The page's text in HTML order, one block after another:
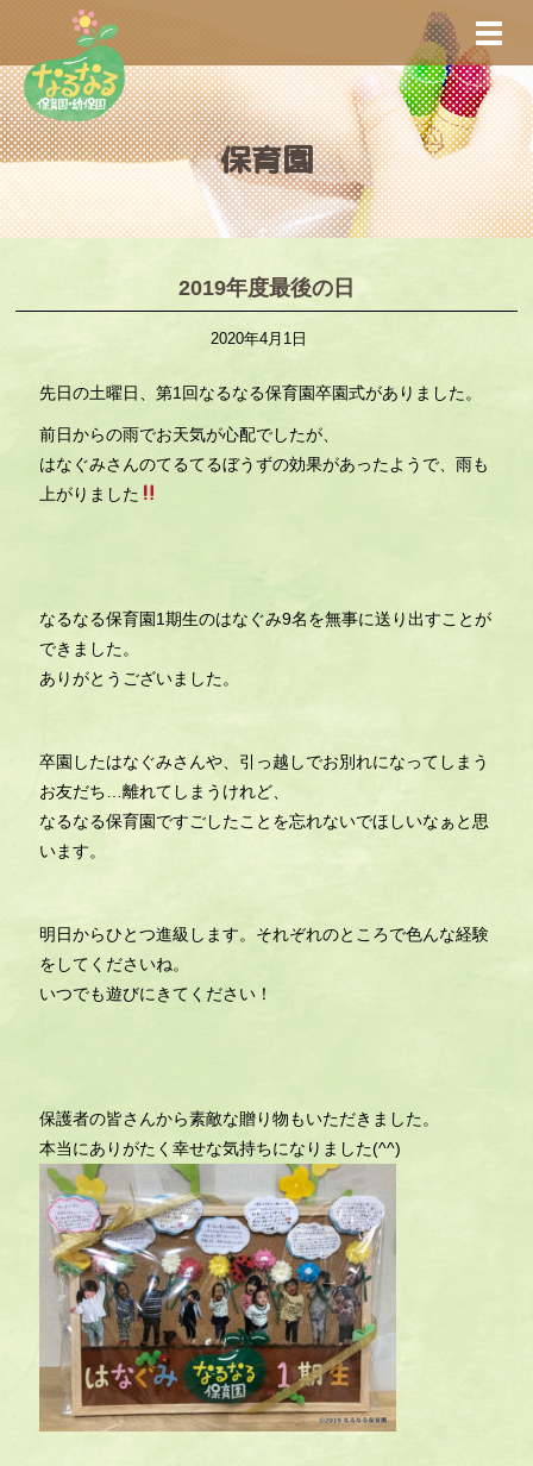
i
p
t
o
m
a
保育園
2019年度最後の日
2020年4月1日
先日の土曜日、第1回なるなる保育園卒園式がありました。
前日からの雨でお天気が心配でしたが、
はなぐみさんのてるてるぼうずの効果があったようで、雨も
上がりました
なるなる保育園1期生のはなぐみ9名を無事に送り出すことが
できました。
ありがとうございました。
卒園したはなぐみさんや、引っ越しでお別れになってしまう
お友だち…離れてしまうけれど、
なるなる保育園ですごしたことを忘れないでほしいなぁと思
います。
明日からひとつ進級します。それぞれのところで色んな経験
をしてくださいね。
いつでも遊びにきてください！
保護者の皆さんから素敵な贈り物もいただきました。
本当にありがたく幸せな気持ちになりました(^^)